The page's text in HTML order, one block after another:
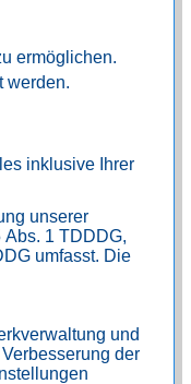
ermöglichen.
werden.
inklusive Ihrer
unserer
1 TDDDG,
umfasst. Die
und
der